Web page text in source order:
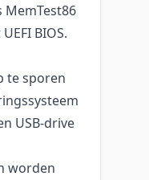
BIOS.
te sporen
USB-drive
worden